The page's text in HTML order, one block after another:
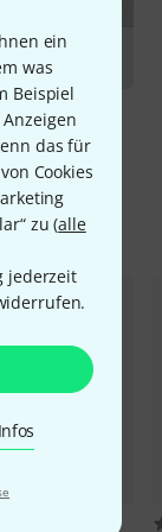
ein
was
Beispiel
das für
Cookies
zu (alle
jederzeit